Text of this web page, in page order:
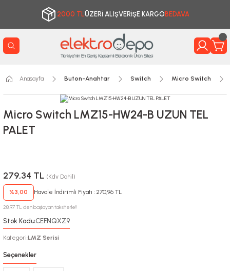
2000 TLÜZERİ ALIŞVERİŞE KARGO BEDAVA
Anasayfa Buton-Anahtar Switch Micro Switch
Micro Switch LMZ15-HW24-B UZUN TEL
PALET
279,34 TL (Kdv Dahil)
%3,00 Havale İndirimli Fiyatı : 270,96 TL
28,97 TL den başlayan taksitlerle!!
Stok Kodu:CEFNQXZ9
Kategori:LMZ Serisi
Seçenekler